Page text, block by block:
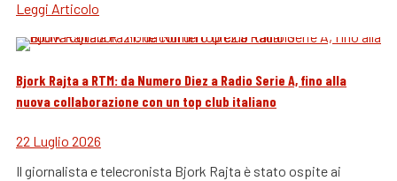
Leggi Articolo
Bjork Rajta a RTM: da Numero Diez a Radio Serie A, fino alla
nuova collaborazione con un top club italiano
22 Luglio 2026
Il giornalista e telecronista Bjork Rajta è stato ospite ai